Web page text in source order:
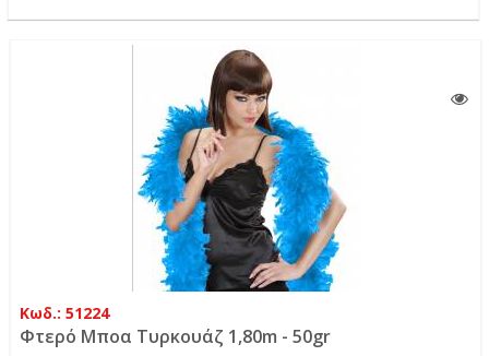
Κωδ.: 51224
Φτερό Μποα Τυρκουάζ 1,80m - 50gr